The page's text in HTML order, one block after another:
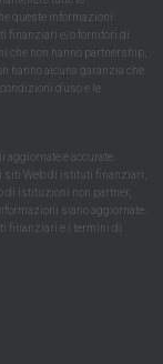
queste informazioni
finanziari e/o fornitori di
che non hanno partnership,
hanno alcuna garanzia che
d'uso e le
e accurate.
siti Web di istituti finanziari,
di istituzioni non partner,
siano aggiornate.
finanziari e i termini di